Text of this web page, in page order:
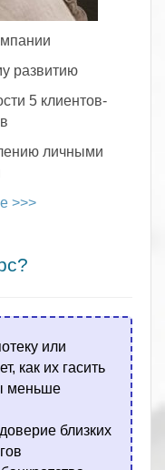
развитию
5 клиентов-
личными
>>>
или
как их гасить
меньше
близких